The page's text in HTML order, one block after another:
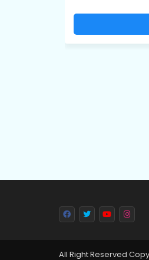
All Right Reserved